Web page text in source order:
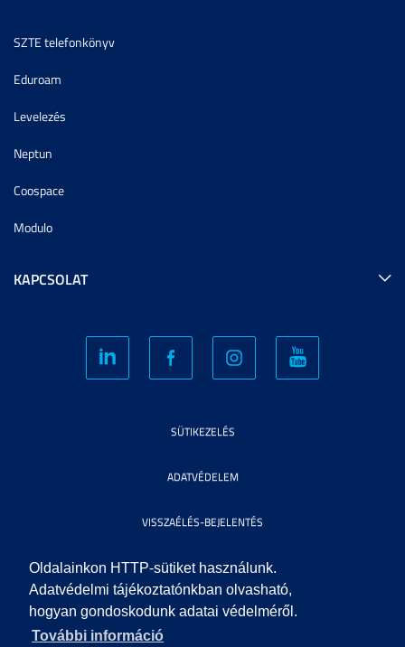
Oldalainkon HTTP-sütiket használunk.
Adatvédelmi tájékoztatónkban olvasható,
hogyan gondoskodunk adatai védelméről.
További információ
SZTE telefonkönyv
Eduroam
Levelezés
Neptun
Coospace
Modulo
KAPCSOLAT
SÜTIKEZELÉS
ADATVÉDELEM
VISSZAÉLÉS-BEJELENTÉS
KÖZÉRDEKŰ ADATOK
IMPRESSZUM